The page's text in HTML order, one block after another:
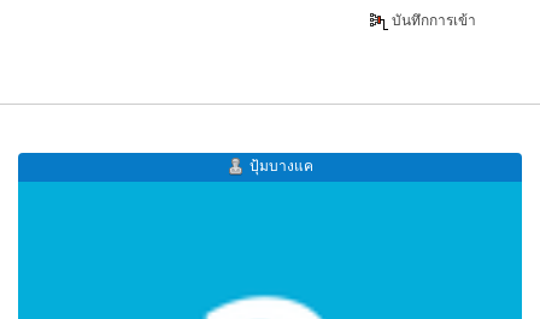
บันทึกการเข้า
ปุ้มบางแค